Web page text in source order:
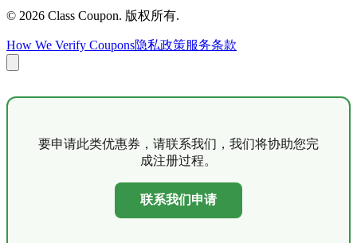
© 2026 Class Coupon. 版权所有.
How We Verify Coupons隐私政策服务条款
要申请此类优惠券，请联系我们，我们将协助您完
成注册过程。
联系我们申请